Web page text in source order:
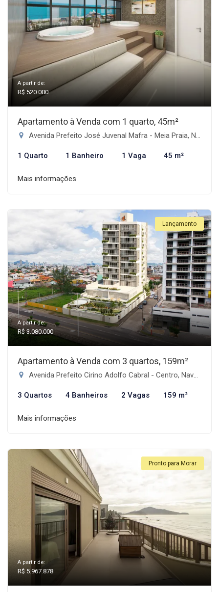
A partir de:
R$ 520.000
Apartamento à Venda com 1 quarto, 45m²
Avenida Prefeito José Juvenal Mafra - Meia Praia, Navegantes-SC
1 Quarto 1 Banheiro 1 Vaga 45 m²
Mais informações
Lançamento
A partir de:
R$ 3.080.000
Apartamento à Venda com 3 quartos, 159m²
Avenida Prefeito Cirino Adolfo Cabral - Centro, Navegantes-SC
3 Quartos 4 Banheiros 2 Vagas 159 m²
Mais informações
Pronto para Morar
A partir de:
R$ 5.967.878